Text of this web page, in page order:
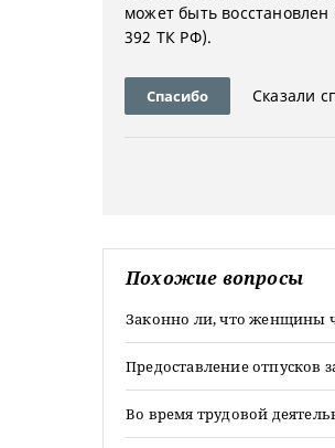
может быть
392 ТК РФ).
Спасибо Сказали
Похожие вопросы
Законно ли, что женщины
Предоставление отпусков
Во время трудовой